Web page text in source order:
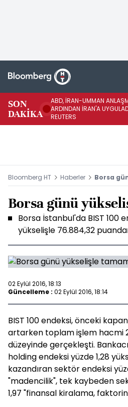
SON
DAKİKA
ABD, İRAN-UMMAN
ARDINDAN İRAN'A
REUTERS
Bloomberg HT Haberler Borsa
Borsa günü
Borsa İstanbul'da BIST 100
yükselişle 76.884,32
02 Eylül 2016, 18:13
Güncelleme : 02 Eylül 2016, 18:14
BIST 100 endeksi, önceki
artarken toplam işlem hacmi
düzeyinde gerçekleşti.
holding endeksi yüzde 1,28
kazandıran sektör endeksi
"madencilik", tek kaybeden
1,97 "finansal kiralama,